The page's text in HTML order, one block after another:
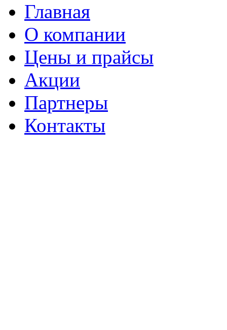
Главная
О компании
Цены и прайсы
Акции
Партнеры
Контакты